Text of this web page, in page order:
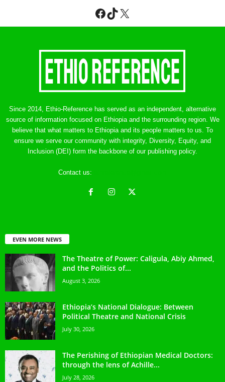
Facebook
TikTok
X
Since 2014, Ethio-Reference has served as an independent, alternative
source of information focused on Ethiopia and the surrounding region. We
believe that what matters to Ethiopia and its people matters to us. To
ensure we serve our community with integrity, Diversity, Equity, and
Inclusion (DEI) form the backbone of our publishing policy.
Contact us:
EVEN MORE NEWS
The Theatre of Power: Caligula, Abiy Ahmed,
and the Politics of...
August 3, 2026
Ethiopia’s National Dialogue: Between
Political Theatre and National Crisis
July 30, 2026
The Perishing of Ethiopian Medical Doctors:
through the lens of Achille...
July 28, 2026